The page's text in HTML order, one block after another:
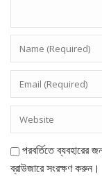
পরবর্তিতে ব্যবহারের
ব্রাউজারে সংরক্ষণ করুন।